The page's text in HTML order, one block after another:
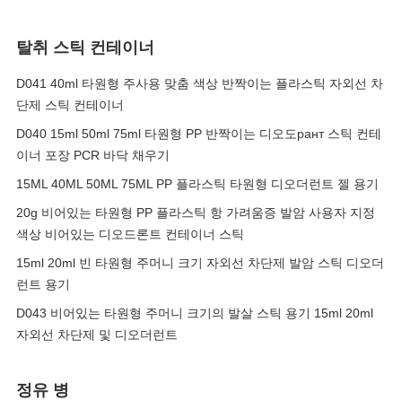
탈취 스틱 컨테이너
D041 40ml 타원형 주사용 맞춤 색상 반짝이는 플라스틱 자외선 차
단제 스틱 컨테이너
D040 15ml 50ml 75ml 타원형 PP 반짝이는 디오도рант 스틱 컨테
이너 포장 PCR 바닥 채우기
15ML 40ML 50ML 75ML PP 플라스틱 타원형 디오더런트 젤 용기
20g 비어있는 타원형 PP 플라스틱 항 가려움증 발암 사용자 지정
색상 비어있는 디오드론트 컨테이너 스틱
15ml 20ml 빈 타원형 주머니 크기 자외선 차단제 발암 스틱 디오더
런트 용기
D043 비어있는 타원형 주머니 크기의 발살 스틱 용기 15ml 20ml
자외선 차단제 및 디오더런트
정유 병